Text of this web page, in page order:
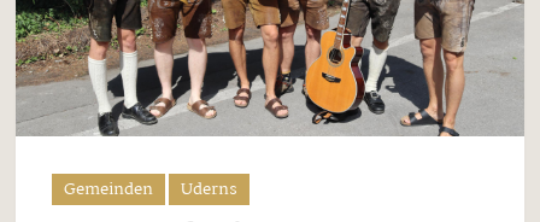
Gemeinden Uderns